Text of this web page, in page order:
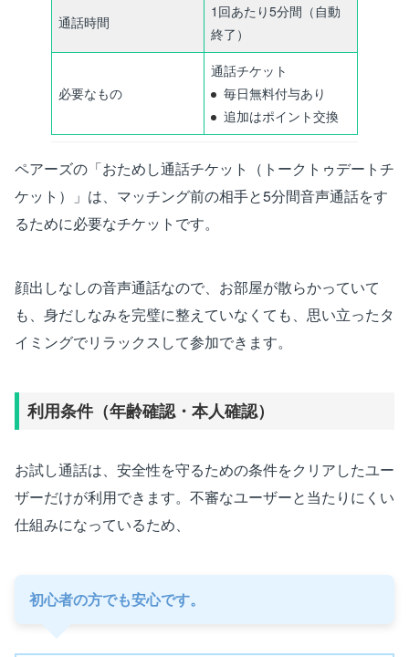
通話時間
1回あたり5分間（自動
終了）
必要なもの
通話チケット
毎日無料付与あり
追加はポイント交換
ペアーズの「おためし通話チケット（トークトゥデートチ
ケット）」は、マッチング前の相手と5分間音声通話をす
るために必要なチケットです。
顔出しなしの音声通話なので、お部屋が散らかっていて
も、身だしなみを完璧に整えていなくても、思い立ったタ
イミングでリラックスして参加できます。
利用条件（年齢確認・本人確認）
お試し通話は、安全性を守るための条件をクリアしたユー
ザーだけが利用できます。不審なユーザーと当たりにくい
仕組みになっているため、
初心者の方でも安心です。